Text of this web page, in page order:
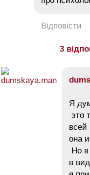
Відповісти
3
Я
это
всей
она
Но
в